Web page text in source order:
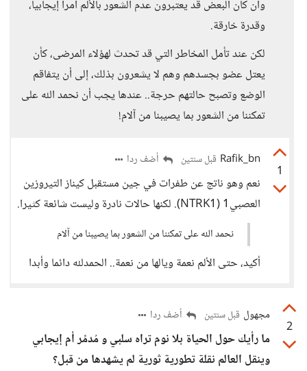
وان كان البعض قد يعتبرون عدم الشعور بالألم أمرا إيجابيا،
وقدرة خارقة.
لكن عند تأمل المخاطر التي قد تحدث لهؤلاء المرضى، كأن
يعتل عضو بجسدهم وهم لا يشعرون بذلك، إلى أن يتفاقم
الوضع وتصبح حالتهم حرجة.. عندها يجب أن نحمد الله على
تمكننا من الشعور بما يصيبنا من آلام!
1
Rafik_bn قبل سنتين أضف ردا
نعم وهو ناتج عن طفرات في جين مستقبل كيناز التيروزين
العصبي1 (NTRK1). لكنها حالات نادرة وليست شائعة كثيرا.
نحمد الله على تمكننا من الشعور بما يصيبنا من آلام
أكيد، حتى الألم نعمة ويالها من نعمة.. الحمدلله دائما وأبدا
2
مجهول قبل سنتين أضف ردا
ما رأيك حول الحياة بلا نوم تراه سلبي و مُدمِّر أم إيجابي
وينقل العالم نقلة تطورية ثورية لم يشهدها من قبل؟